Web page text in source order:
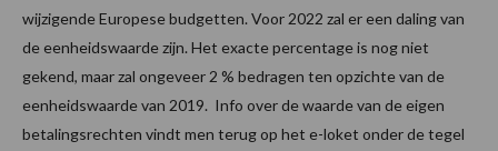
wijzigende Europese budgetten. Voor 2022 zal er een daling van
de eenheidswaarde zijn. Het exacte percentage is nog niet
gekend, maar zal ongeveer 2 % bedragen ten opzichte van de
eenheidswaarde van 2019. Info over de waarde van de eigen
betalingsrechten vindt men terug op het e-loket onder de tegel